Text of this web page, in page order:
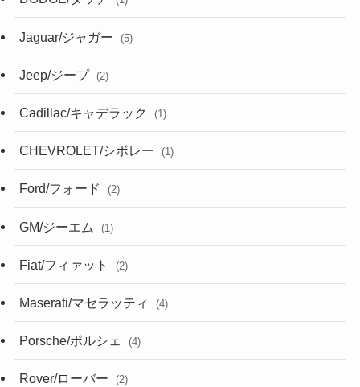
Jaguar/ジャガー (5)
Jeep/ジープ (2)
Cadillac/キャデラック (1)
CHEVROLET/シボレー (1)
Ford/フォード (2)
GM/ジーエム (1)
Fiat/フィァット (2)
Maserati/マセラッティ (4)
Porsche/ポルシェ (4)
Rover/ローバー (2)